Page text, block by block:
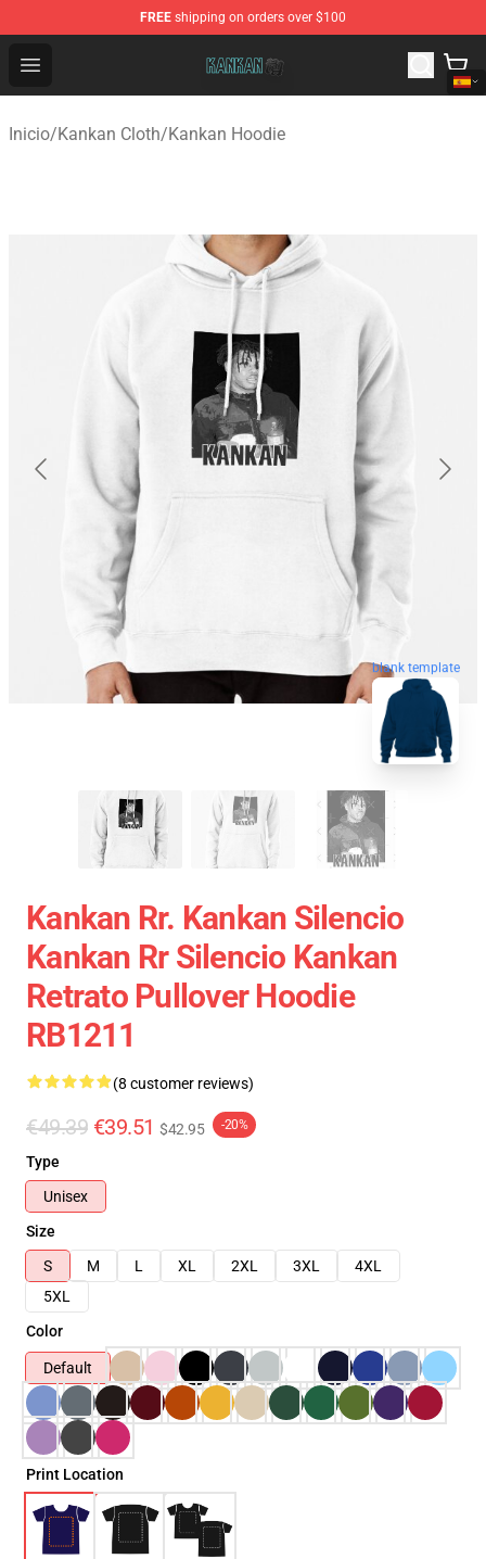
FREE shipping on orders over $100
Open menu
Kankan Store - Official Kankan Merchandise Shop
Inicio/Kankan Cloth/Kankan Hoodie
blank template
Kankan Rr. Kankan Silencio
Kankan Rr Silencio Kankan
Retrato Pullover Hoodie
RB1211
(8 customer reviews)
€49.39 €39.51 $42.95 -20%
Type
Unisex
Size
S
M L XL 2XL 3XL
4XL
5XL
Color
Default
Print Location